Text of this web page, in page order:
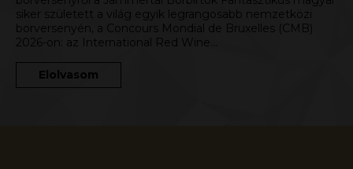
siker született a világ egyik legrangosabb nemzetközi
borversenyén, a Concours Mondial de Bruxelles (CMB)
2026-on: az International Red Wine…
Elolvasom